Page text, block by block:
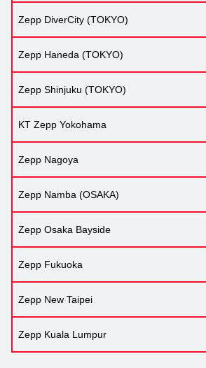
Zepp DiverCity (TOKYO)
Zepp Haneda (TOKYO)
Zepp Shinjuku (TOKYO)
KT Zepp Yokohama
Zepp Nagoya
Zepp Namba (OSAKA)
Zepp Osaka Bayside
Zepp Fukuoka
Zepp New Taipei
Zepp Kuala Lumpur